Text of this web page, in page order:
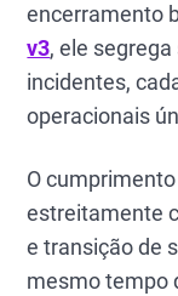
encerramento
v3, ele
incidentes,
operacionais
O
estreitamente
e transição de
mesmo tempo